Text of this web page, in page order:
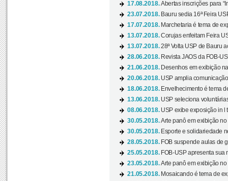
17.08.2018.Abertas inscrições para
23.07.2018. Bauru sedia 16ª Feira
17.07.2018. Marchetaria é tema de
13.07.2018.Corujas enfeitam Feira
13.07.2018.28ª Volta USP de Bauru
28.06.2018. Revista JAOS da FOB-
21.06.2018. Desenhos em exibição
20.06.2018. USP amplia
18.06.2018. Envelhecimento é tema
13.06.2018. USP seleciona
08.06.2018. USP exibe exposição in l
30.05.2018.Arte panô em exibição no
30.05.2018. Esporte e solidariedade
28.05.2018. FOB suspende aulas de
25.05.2018. FOB-USP apresenta sua
23.05.2018.Arte panô em exibição no
21.05.2018. Mosaicando é tema de